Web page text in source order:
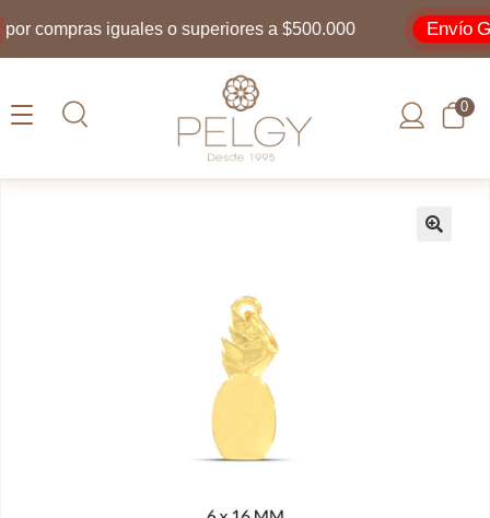
compras iguales o superiores a $500.000 Envío
0